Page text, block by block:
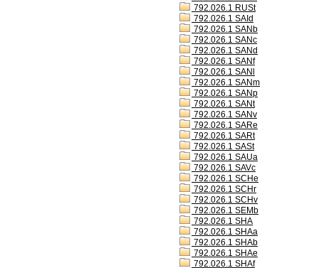
792.026.1 RUSt
792.026.1 SAId
792.026.1 SANb
792.026.1 SANc
792.026.1 SANd
792.026.1 SANf
792.026.1 SANl
792.026.1 SANm
792.026.1 SANp
792.026.1 SANt
792.026.1 SANv
792.026.1 SARe
792.026.1 SARt
792.026.1 SASt
792.026.1 SAUa
792.026.1 SAVc
792.026.1 SCHe
792.026.1 SCHr
792.026.1 SCHv
792.026.1 SEMb
792.026.1 SHA
792.026.1 SHAa
792.026.1 SHAb
792.026.1 SHAe
792.026.1 SHAf